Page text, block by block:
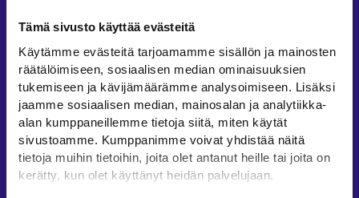
Tämä sivusto käyttää evästeitä
Käytämme evästeitä tarjoamamme sisällön ja mainosten
räätälöimiseen, sosiaalisen median ominaisuuksien
tukemiseen ja kävijämäärämme analysoimiseen. Lisäksi
jaamme sosiaalisen median, mainosalan ja analytiikka-
alan kumppaneillemme tietoja siitä, miten käytät
sivustoamme. Kumppanimme voivat yhdistää näitä
tietoja muihin tietoihin, joita olet antanut heille tai joita on
kerätty, kun olet käyttänyt heidän palvelujaan.
Oikopolut
Asiointi
Oma työpolku
Työnhakuprofiili
Avoimet työpaikat
Tietoa muilla kielillä
Asiakaspalvelu